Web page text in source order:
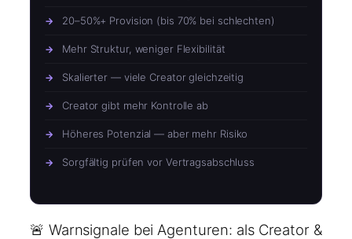
20–50%+ Provision (bis 70% bei schlechten)
Mehr Struktur, weniger Flexibilität
Skalierter — viele Creator gleichzeitig
Creator gibt mehr Kontrolle ab
Höheres Potenzial — aber mehr Risiko
Sorgfältig prüfen vor Vertragsabschluss
🚨 Warnsignale bei Agenturen: als Creator &